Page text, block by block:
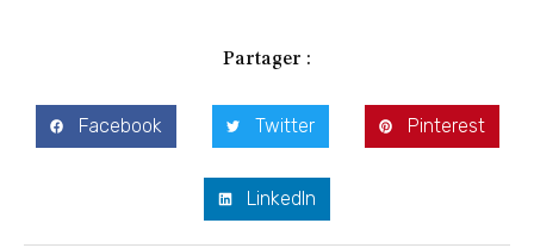
Partager :
Facebook Twitter Pinterest
LinkedIn